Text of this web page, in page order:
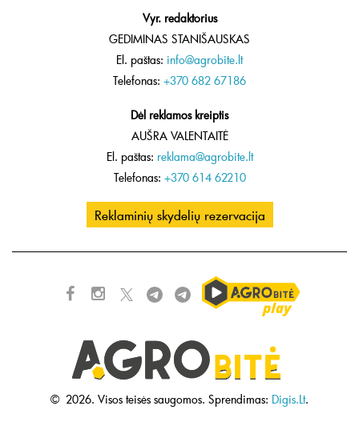
Vyr. redaktorius
GEDIMINAS STANIŠAUSKAS
El. paštas: info@agrobite.lt
Telefonas: +370 682 67186
Dėl reklamos kreiptis
AUŠRA VALENTAITĖ
El. paštas: reklama@agrobite.lt
Telefonas: +370 614 62210
Reklaminių skydelių rezervacija
© 2026. Visos teisės saugomos. Sprendimas: Digis.Lt.